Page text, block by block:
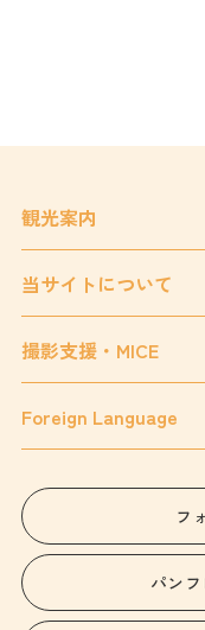
観光案内
当サイトについて
撮影支援・MICE
Foreign Language
フ
パン